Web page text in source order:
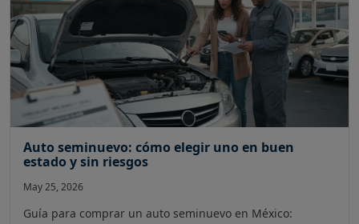
Auto seminuevo: cómo elegir uno en buen
estado y sin riesgos
May 25, 2026
Guía para comprar un auto seminuevo en México: